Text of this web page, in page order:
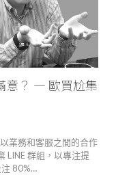
意？ — 歐買尬集
業務和客服之間的合作
LINE 群組，以專注提
注 80%…